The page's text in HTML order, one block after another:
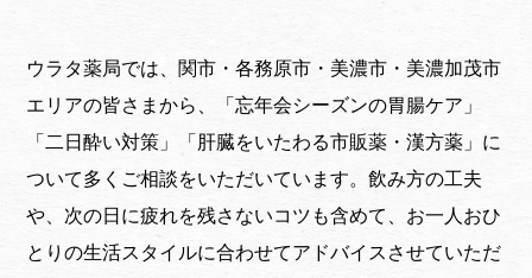
ウラタ薬局では、関市・各務原市・美濃市・美濃加茂市
エリアの皆さまから、「忘年会シーズンの胃腸ケア」
「二日酔い対策」「肝臓をいたわる市販薬・漢方薬」に
ついて多くご相談をいただいています。飲み方の工夫
や、次の日に疲れを残さないコツも含めて、お一人おひ
とりの生活スタイルに合わせてアドバイスさせていただ